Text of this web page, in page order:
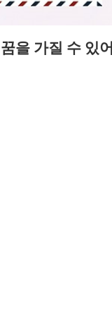
을 가질 수 있어